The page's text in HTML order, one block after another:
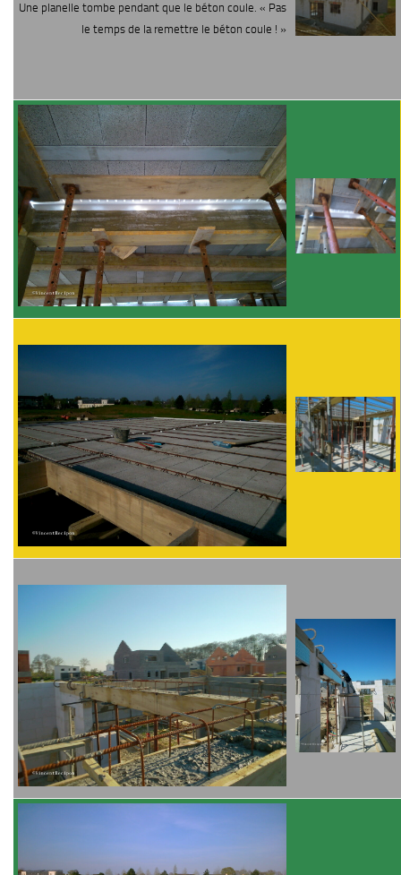
Une planelle tombe pendant que le béton coule. « Pas
le temps de la remettre le béton coule ! »